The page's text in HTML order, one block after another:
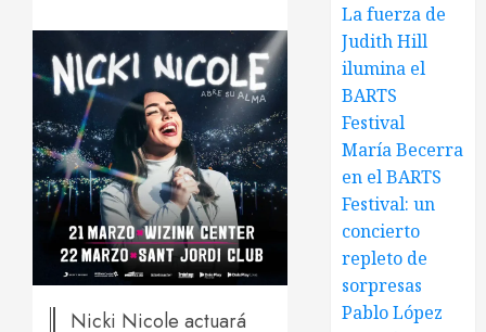
Nicki Nicole actuará
La fuerza de
Judith Hill
ilumina el
BARTS
Festival
María Becerra
en el BARTS
Festival: un
concierto
repleto de
sorpresas
Pablo López